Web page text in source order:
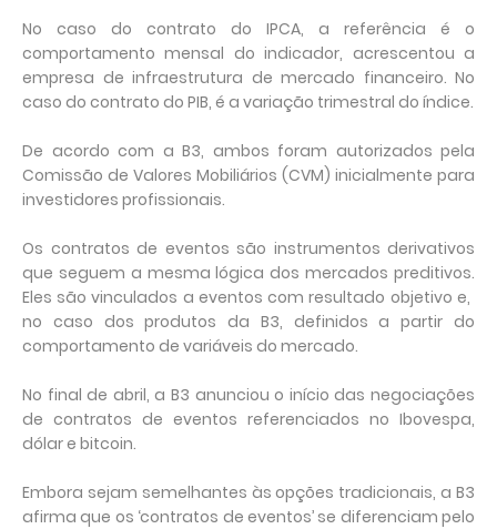
No caso do contrato do IPCA, a referência é o
comportamento mensal do ​indicador, acrescentou a
empresa de infraestrutura de mercado financeiro. No
caso do ​contrato do PIB, é a variação trimestral do índice.
De acordo com a B3, ambos foram autorizados pela
Comissão de Valores Mobiliários (CVM) inicialmente para
investidores ‌profissionais.
Os contratos de eventos são ​instrumentos derivativos
que seguem a mesma lógica dos mercados preditivos.
Eles são vinculados a eventos ⁠com resultado ​objetivo e, ​
no caso dos produtos da B3, definidos a ⁠partir do
comportamento ​de variáveis do mercado.
No final de abril, a B3 anunciou o início das ​negociações
de contratos de eventos referenciados no Ibovespa,
dólar e bitcoin.
Embora sejam ​semelhantes às ⁠opções tradicionais, a B3
afirma que os ‘contratos de ⁠eventos’ se diferenciam pelo